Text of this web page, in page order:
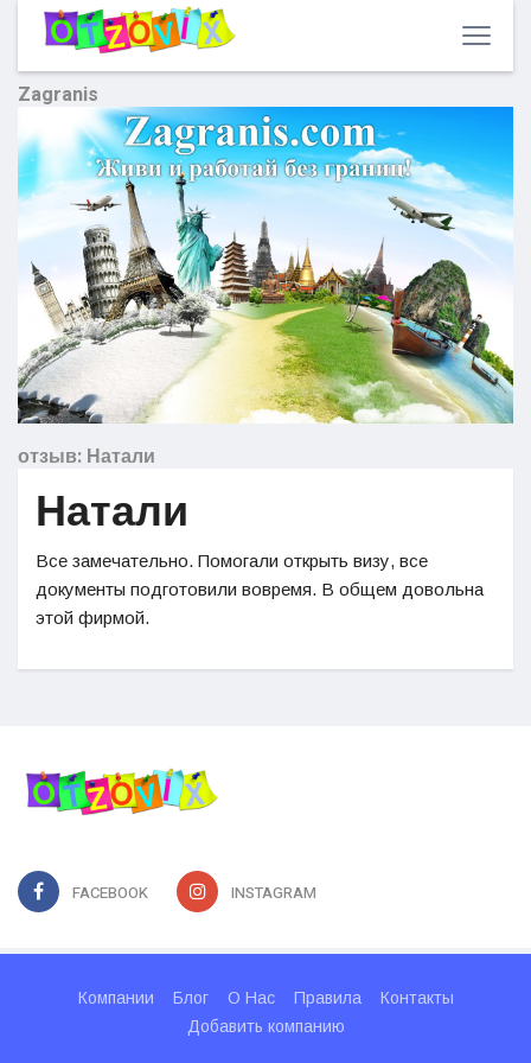
Zagranis
отзыв: Натали
Натали
Все замечательно. Помогали открыть визу, все
документы подготовили вовремя. В общем довольна
этой фирмой.
FACEBOOK INSTAGRAM
Компании Блог О Нас Правила
Контакты
Добавить компанию